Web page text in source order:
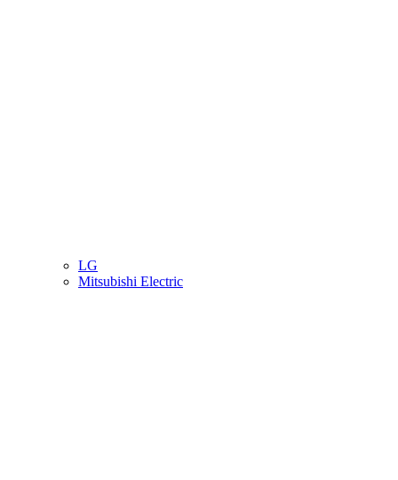
LG
Mitsubishi Electric